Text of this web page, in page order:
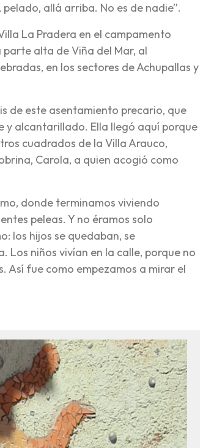
allá arriba. No es de nadie”.
La Pradera en el campamento
alta de Viña del Mar, al
en los sectores de Achupallas y
de este asentamiento precario, que
y alcantarillado. Ella llegó aquí porque
cuadrados de la Villa Arauco,
Carola, a quien acogió como
donde terminamos viviendo
peleas. Y no éramos solo
los hijos se quedaban, se
Los niños vivían en la calle, porque no
Así fue como empezamos a mirar el